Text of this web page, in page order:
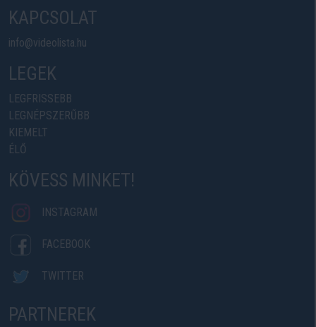
KAPCSOLAT
info@videolista.hu
LEGEK
LEGFRISSEBB
LEGNÉPSZERŰBB
KIEMELT
ÉLŐ
KÖVESS MINKET!
INSTAGRAM
FACEBOOK
TWITTER
PARTNEREK